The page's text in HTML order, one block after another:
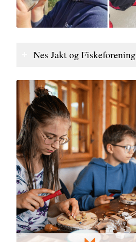
Nes
Nes Jakt og Fiskeforening